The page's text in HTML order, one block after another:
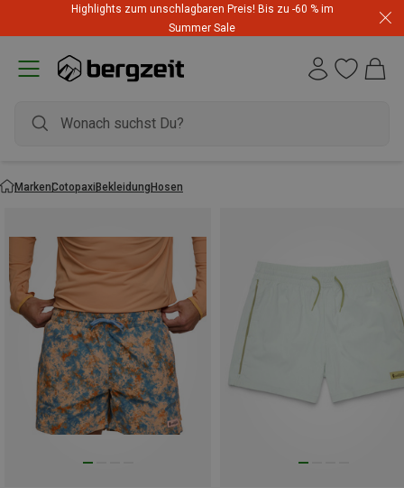
Highlights zum unschlagbaren Preis! Bis zu -60 % im
Summer Sale
MarkenCotopaxiBekleidungHosen